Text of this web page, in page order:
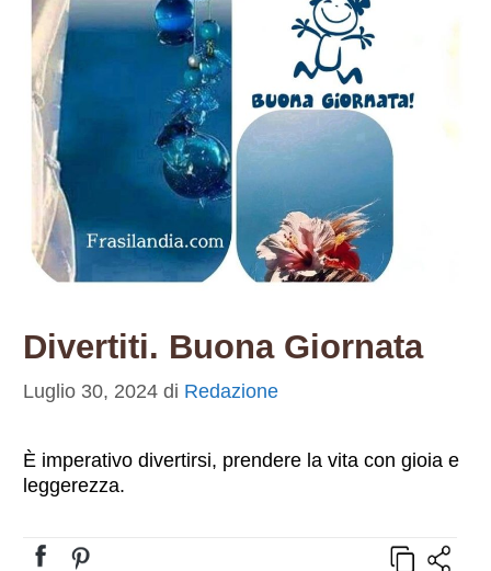
Divertiti. Buona Giornata
Luglio 30, 2024 di Redazione
È imperativo divertirsi, prendere la vita con gioia e
leggerezza.